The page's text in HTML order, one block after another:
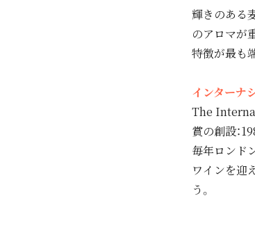
輝きのある
のアロマが
特徴が最も
インターナ
The
賞の創設：
毎年ロンド
ワインを迎
う。